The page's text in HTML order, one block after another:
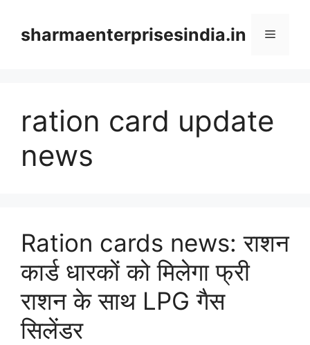
contentsharmaenterprisesindia.in Menu
ration card update
news
Ration cards news: राशन
कार्ड धारकों को मिलेगा फ्री
राशन के साथ LPG गैस
सिलेंडर